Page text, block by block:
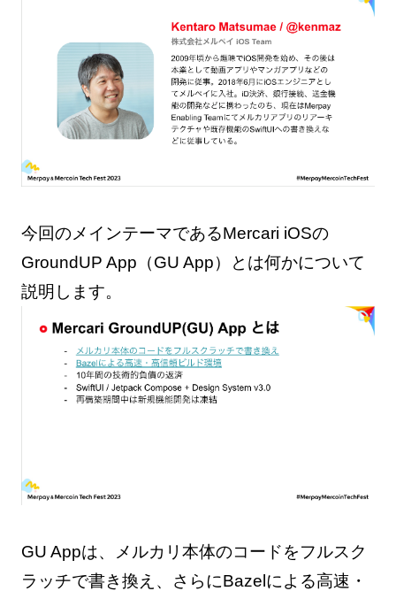
今回のメインテーマであるMercari iOSの
GroundUP App（GU App）とは何かについて
説明します。
GU Appは、メルカリ本体のコードをフルスク
ラッチで書き換え、さらにBazelによる高速・